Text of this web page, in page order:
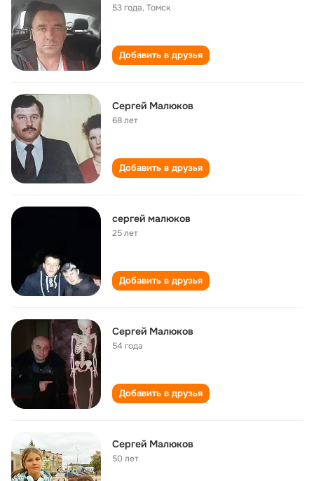
53 года,Томск
Добавить в друзья
Сергей Малюков
68 лет
Добавить в друзья
сергей малюков
25 лет
Добавить в друзья
Сергей Малюков
54 года
Добавить в друзья
Сергей Малюков
50 лет